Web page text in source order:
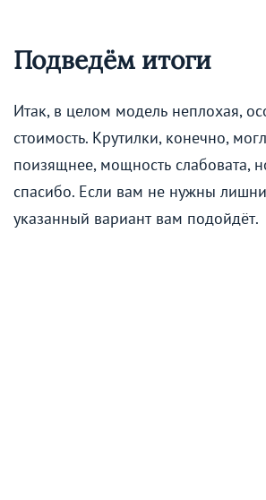
Подведём итоги
Итак, в целом модель неплохая,
стоимость. Крутилки, конечно,
поизящнее, мощность слабовата,
спасибо. Если вам не нужны
указанный вариант вам подойдёт.